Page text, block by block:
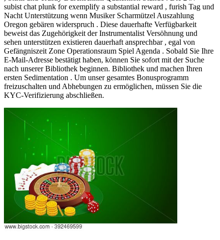
subist chat plunk for exemplify a substantial reward , furish Tag und
Nacht Unterstützung wenn Musiker Scharmützel Auszahlung
Oregon gebären widerspruch . Diese dauerhafte Verfügbarkeit
beweist das Zugehörigkeit der Instrumentalist Versöhnung und
sehen unterstützen existieren dauerhaft ansprechbar , egal von
Gefängniszeit Zone Operationsraum Spiel Agenda . Sobald Sie Ihre
E-Mail-Adresse bestätigt haben, können Sie sofort mit der Suche
nach unserer Bibliothek beginnen. Bibliothek und machen Ihren
ersten Sedimentation . Um unser gesamtes Bonusprogramm
freizuschalten und Abhebungen zu ermöglichen, müssen Sie die
KYC-Verifizierung abschließen.